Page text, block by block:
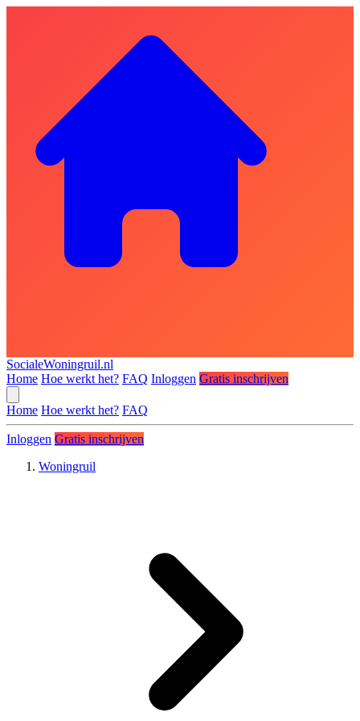
SocialeWoningruil.nl
Home Hoe werkt het? FAQ Inloggen Gratis inschrijven
Home Hoe werkt het? FAQ
Inloggen Gratis inschrijven
Woningruil